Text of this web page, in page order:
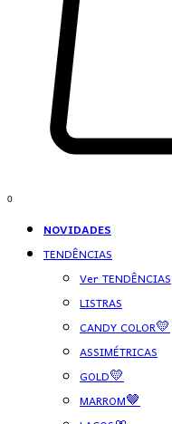
0
NOVIDADES
TENDÊNCIAS
Ver TENDÊNCIAS
LISTRAS
CANDY COLOR💛
ASSIMÉTRICAS
GOLD💛
MARROM🤎